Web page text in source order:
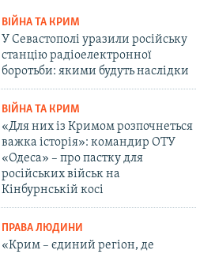
ВІЙНА ТА КРИМ
У Севастополі уразили російську
станцію радіоелектронної
боротьби: якими будуть наслідки
ВІЙНА ТА КРИМ
«Для них із Кримом розпочнеться
важка історія»: командир ОТУ
«Одеса» – про пастку для
російських військ на
Кінбурнській косі
ПРАВА ЛЮДИНИ
«Крим – єдиний регіон, де